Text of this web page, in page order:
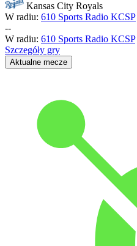
Kansas City Royals
W radiu: 610 Sports Radio KCSP
--
W radiu: 610 Sports Radio KCSP
Szczegóły gry
Aktualne mecze